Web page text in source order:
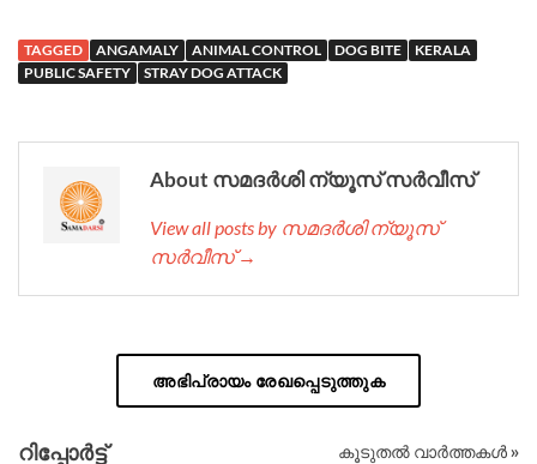
TAGGED ANGAMALY ANIMAL CONTROL DOG BITE
KERALA
PUBLIC SAFETY
STRAY DOG ATTACK
About സമദർശി ന്യൂസ് സർവീസ്
View all posts by സമദർശി ന്യൂസ്
സർവീസ് →
അഭിപ്രായം രേഖപ്പെടുത്തുക
റിപ്പോര്‍ട്ട് കൂടുതൽ വാർത്തകൾ »